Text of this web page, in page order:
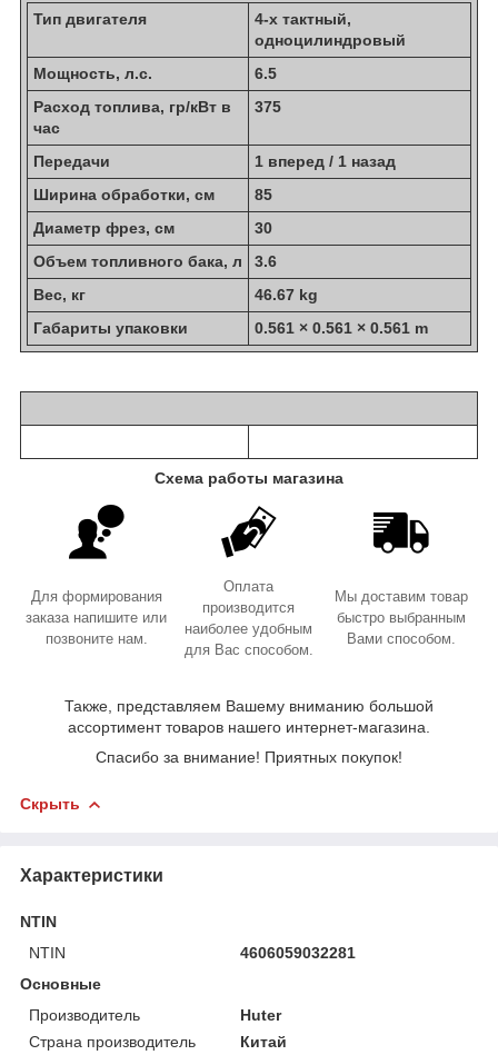
Тип двигателя
4-х тактный,
одноцилиндровый
Мощность, л.с.
6.5
Расход топлива, гр/кВт в
час
375
Передачи
1 вперед / 1 назад
Ширина обработки, см
85
Диаметр фрез, см
30
Объем топливного бака, л
3.6
Вес, кг
46.67 kg
Габариты упаковки
0.561 × 0.561 × 0.561 m
Схема работы магазина
Для формирования
заказа напишите или
позвоните нам.
Оплата
производится
наиболее удобным
для Вас способом.
Мы доставим товар
быстро выбранным
Вами способом.
Также, представляем Вашему вниманию большой
ассортимент товаров нашего интернет-магазина.
Спасибо за внимание! Приятных покупок!
Скрыть
Характеристики
NTIN
NTIN
4606059032281
Основные
Производитель
Huter
Страна производитель
Китай